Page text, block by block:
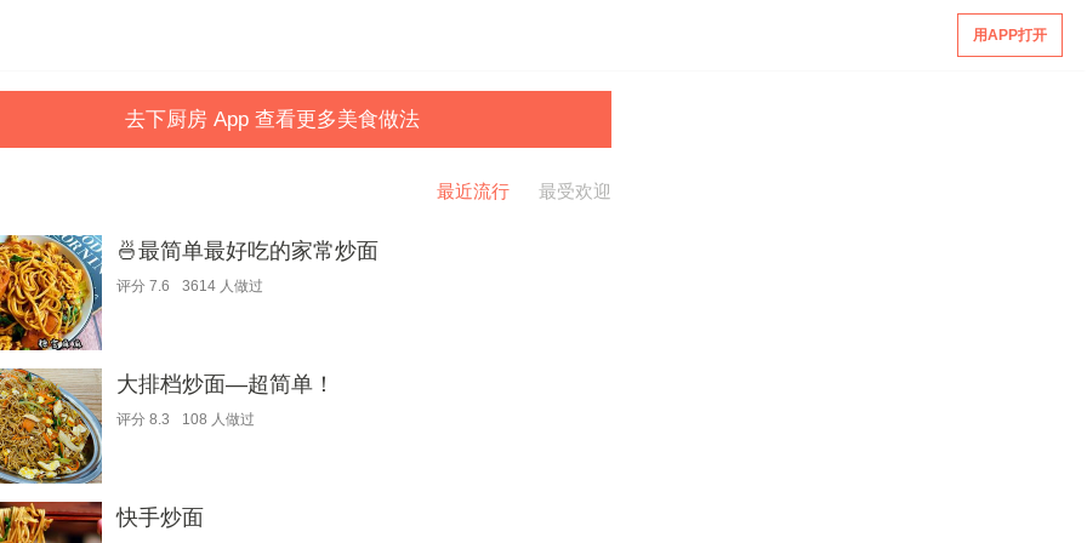
用APP打开
去下厨房 App 查看更多美食做法
最近流行 最受欢迎
🍜最简单最好吃的家常炒面
评分 7.6 3614 人做过
大排档炒面—超简单！
评分 8.3 108 人做过
快手炒面